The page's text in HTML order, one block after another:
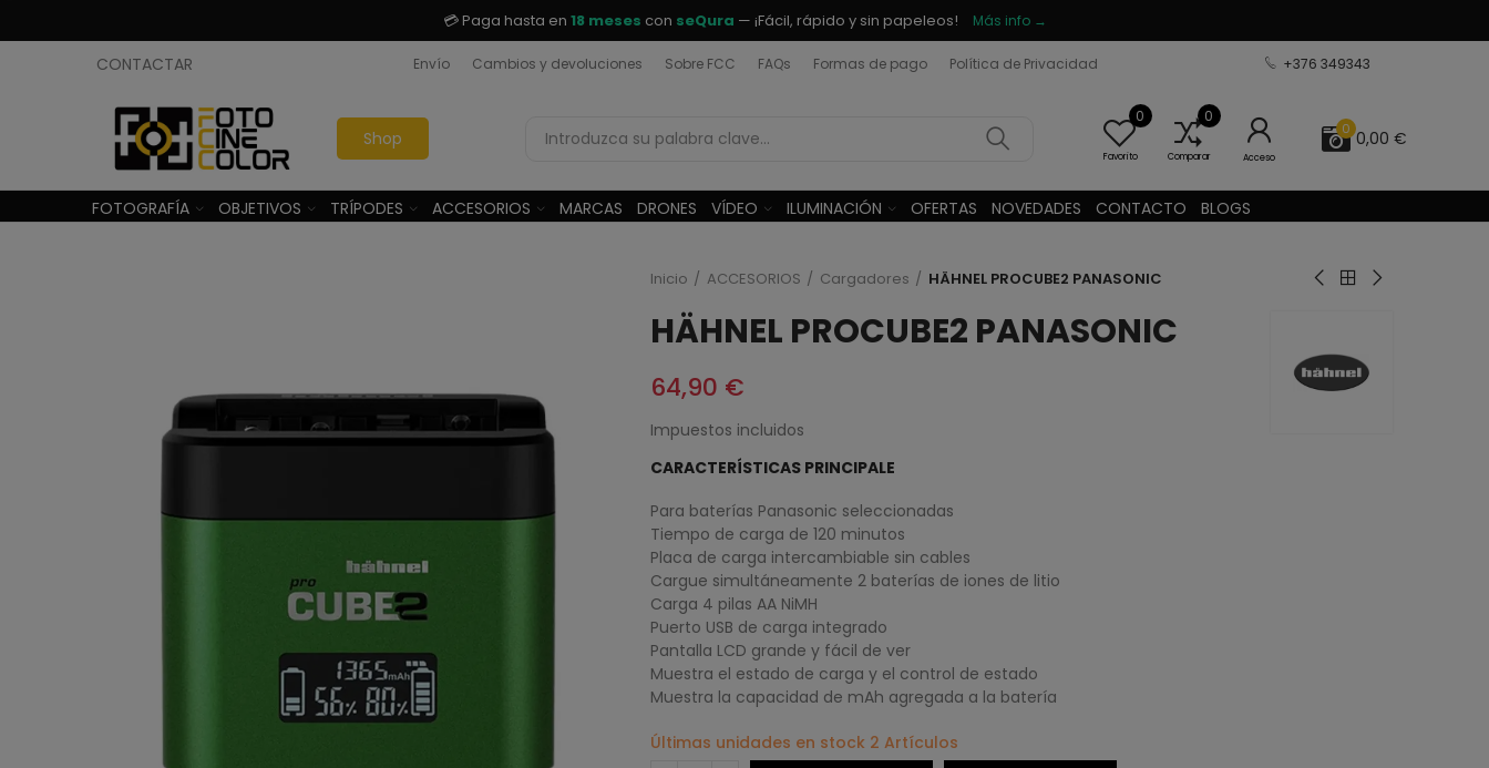
💳 Paga hasta en 18 meses con seQura — ¡Fácil, rápido y sin papeleos! Más info →
CONTACTAR Envío Cambios y devoluciones Sobre FCC FAQs Formas de pago Política de Privacidad +376 349343
Shop
0
Favorito
0
Comparar Acceso
0 0,00 €
FOTOGRAFÍA OBJETIVOS TRÍPODES ACCESORIOS MARCAS DRONES VÍDEO ILUMINACIÓN OFERTAS NOVEDADES CONTACTO BLOGS
Inicio ACCESORIOS Cargadores HÄHNEL PROCUBE2 PANASONIC
HÄHNEL PROCUBE2 PANASONIC
64,90 €
Impuestos incluidos
CARACTERÍSTICAS PRINCIPALE
Para baterías Panasonic seleccionadas
Tiempo de carga de 120 minutos
Placa de carga intercambiable sin cables
Cargue simultáneamente 2 baterías de iones de litio
Carga 4 pilas AA NiMH
Puerto USB de carga integrado
Pantalla LCD grande y fácil de ver
Muestra el estado de carga y el control de estado
Muestra la capacidad de mAh agregada a la batería
Últimas unidades en stock 2 Artículos